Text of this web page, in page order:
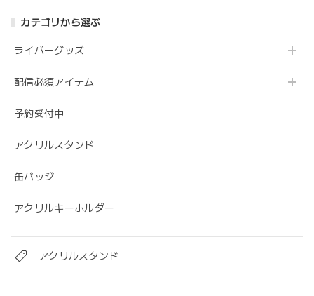
カテゴリから選ぶ
ライバーグッズ
配信必須アイテム
予約受付中
アクリルスタンド
缶バッジ
アクリルキーホルダー
アクリルスタンド